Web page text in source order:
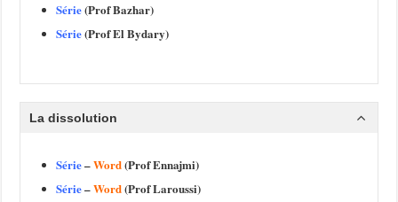
Série(Prof Bazhar)
Série(Prof El Bydary)
La dissolution
Série–Word(Prof Ennajmi)
Série–Word(Prof Laroussi)